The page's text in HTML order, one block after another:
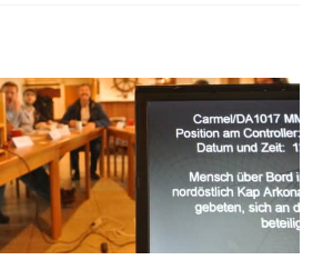
Gruppen
oder